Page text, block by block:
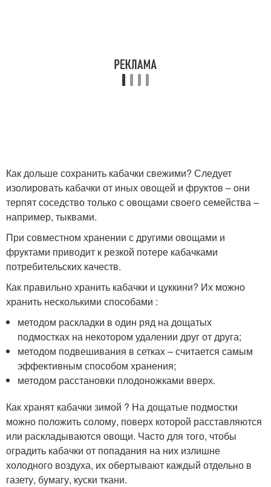
Как дольше сохранить кабачки свежими? Следует
изолировать кабачки от иных овощей и фруктов – они
терпят соседство только с овощами своего семейства –
например, тыквами.
При совместном хранении с другими овощами и
фруктами приводит к резкой потере кабачками
потребительских качеств.
Как правильно хранить кабачки и цуккини? Их можно
хранить несколькими способами :
методом раскладки в один ряд на дощатых
подмостках на некотором удалении друг от друга;
методом подвешивания в сетках – считается самым
эффективным способом хранения;
методом расстановки плодоножками вверх.
Как хранят кабачки зимой ? На дощатые подмостки
можно положить солому, поверх которой расставляются
или раскладываются овощи. Часто для того, чтобы
оградить кабачки от попадания на них излишне
холодного воздуха, их обертывают каждый отдельно в
газету, бумагу, куски ткани.